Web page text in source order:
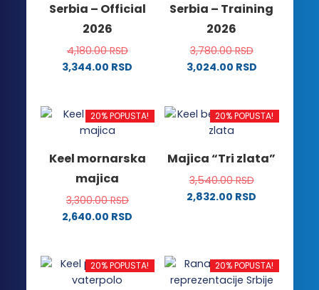
biti
izabrane
na
stranici
izabrane
na
stranici
proizvoda.
Serbia – Official
2026
4,180.00RSD
3,344.00 RSD
ima
više
Opcije
mogu
biti
izabrane
proizvoda.
Serbia – Training
2026
3,780.00RSD
3,024.00 RSD
ima
više
Opcije
mogu
biti
proizvoda.
20% POPUSTA!
Keel mornarska
majica
3,300.00RSD
2,640.00 RSD
ima
više
20% POPUSTA!
Majica “Tri zlata”
3,540.00RSD
2,832.00 RSD
više
varijanti.
20% POPUSTA! 20% POPUSTA!